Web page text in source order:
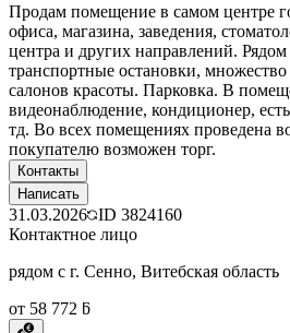
Продам помещение в самом центре
офиса, магазина, заведения,
центра и других направлений.
транспортные остановки, множество
салонов красоты. Парковка. В
видеонаблюдение, кондиционер,
тд. Во всех помещениях проведена
покупателю возможен торг.
Контакты
Написать
31.03.2026 ID 3824160
Контактное лицо
рядом с г. Сенно, Витебская область
от 58 772 ƃ